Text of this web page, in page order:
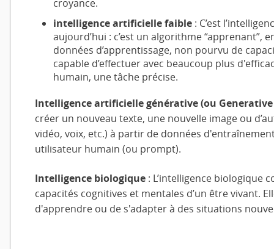
croyance.
intelligence artificielle faible: C’est
aujourd’hui : c’est un algorithme “apprenant”,
données d’apprentissage, non pourvu de
capable d’effectuer avec beaucoup plus
humain, une tâche précise.
Intelligence artificielle générative (ou Generative
créer un nouveau texte, une nouvelle image ou
vidéo, voix, etc.) à partir de données
utilisateur humain (ou prompt).
Intelligence biologique: L’intelligence biologique
capacités cognitives et mentales d’un être vivant.
d'apprendre ou de s'adapter à des situations